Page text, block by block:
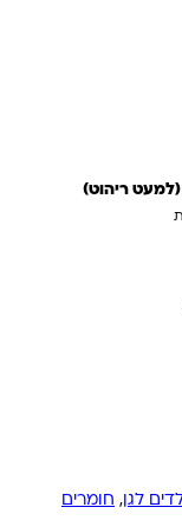
לגן , חומרים